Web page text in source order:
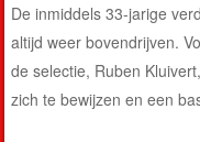
De inmiddels 33-jarige
altijd weer bovendrijven.
de selectie, Ruben
zich te bewijzen en een